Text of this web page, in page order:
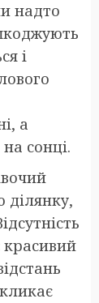
надто
і
а
сонці.
ділянку,
красивий